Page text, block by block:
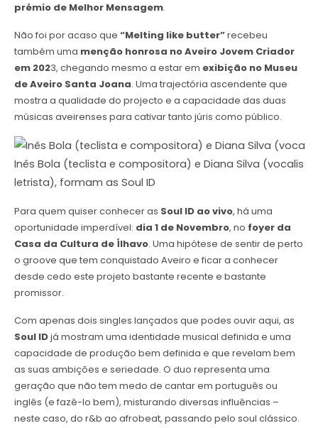
prémio de Melhor Mensagem.
Não foi por acaso que “Melting like butter”recebeu
também uma menção honrosa no Aveiro Jovem Criador
em 2023, chegando mesmo a estar em exibição no Museu
de Aveiro Santa Joana. Uma trajectória ascendente que
mostra a qualidade do projecto e a capacidade das duas
músicas aveirenses para cativar tanto júris como público.
Inês Bola (teclista e compositora) e Diana Silva (vocalista
letrista), formam as Soul ID
Para quem quiser conhecer as Soul ID ao vivo, há uma
oportunidade imperdível: dia 1 de Novembro, no foyer da
Casa da Cultura de Ílhavo. Uma hipótese de sentir de perto
o groove que tem conquistado Aveiro e ficar a conhecer
desde cedo este projeto bastante recente e bastante
promissor.
Com apenas dois singles lançados que podes ouvir aqui, as
Soul IDjá mostram uma identidade musical definida e uma
capacidade de produção bem definida e que revelam bem
as suas ambições e seriedade. O duo representa uma
geração que não tem medo de cantar em português ou
inglês (e fazê-lo bem), misturando diversas influências –
neste caso, do r&b ao afrobeat, passando pelo soul clássico.